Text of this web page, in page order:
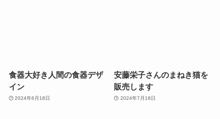
食器大好き人間の食器デザ
イン
2024年6月18日
安藤栄子さんのまねき猫を
販売します
2024年7月18日